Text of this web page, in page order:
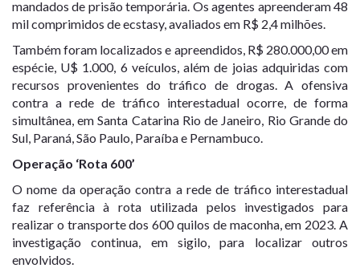
mandados de prisão temporária. Os agentes apreenderam 48
mil comprimidos de ecstasy, avaliados em R$ 2,4 milhões.
Também foram localizados e apreendidos, R$ 280.000,00 em
espécie, U$ 1.000, 6 veículos, além de joias adquiridas com
recursos provenientes do tráfico de drogas. A ofensiva
contra a rede de tráfico interestadual ocorre, de forma
simultânea, em Santa Catarina Rio de Janeiro, Rio Grande do
Sul, Paraná, São Paulo, Paraíba e Pernambuco.
Operação ‘Rota 600’
O nome da operação contra a rede de tráfico interestadual
faz referência à rota utilizada pelos investigados para
realizar o transporte dos 600 quilos de maconha, em 2023. A
investigação continua, em sigilo, para localizar outros
envolvidos.